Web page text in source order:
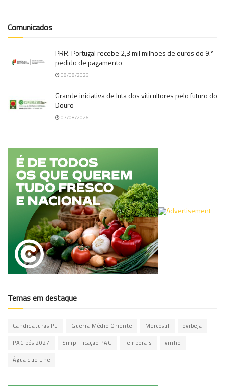
Comunicados
PRR. Portugal recebe 2,3 mil milhões de euros do 9.º
pedido de pagamento
08/08/2026
Grande iniciativa de luta dos viticultores pelo futuro do
Douro
07/08/2026
Temas em destaque
Candidaturas PU Guerra Médio Oriente Mercosul ovibeja
PAC pós 2027 Simplificação PAC Temporais vinho
Água que Une